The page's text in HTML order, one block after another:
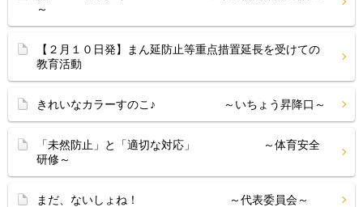
～
【２月１０日発】まん延防止等重点措置延長を受けての
教育活動
きれいなカラーすのこ♪ ～いちょう昇降口～
「未然防止」と「適切な対応」 ～体育安全
研修～
まだ、ないしょね！ ～代表委員会～